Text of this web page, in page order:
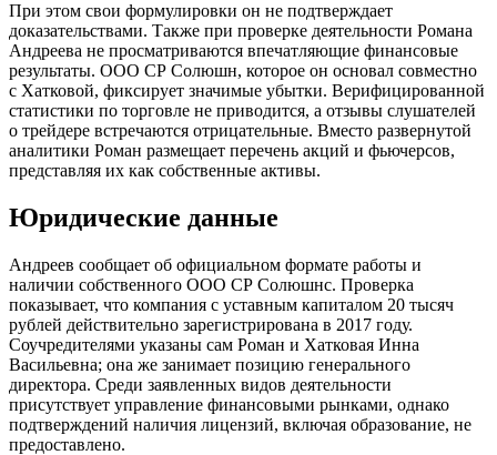
При этом свои формулировки он не подтверждает
доказательствами. Также при проверке деятельности Романа
Андреева не просматриваются впечатляющие финансовые
результаты. ООО СР Солюшн, которое он основал совместно
с Хатковой, фиксирует значимые убытки. Верифицированной
статистики по торговле не приводится, а отзывы слушателей
о трейдере встречаются отрицательные. Вместо развернутой
аналитики Роман размещает перечень акций и фьючерсов,
представляя их как собственные активы.
Юридические данные
Андреев сообщает об официальном формате работы и
наличии собственного ООО СР Солюшнс. Проверка
показывает, что компания с уставным капиталом 20 тысяч
рублей действительно зарегистрирована в 2017 году.
Соучредителями указаны сам Роман и Хатковая Инна
Васильевна; она же занимает позицию генерального
директора. Среди заявленных видов деятельности
присутствует управление финансовыми рынками, однако
подтверждений наличия лицензий, включая образование, не
предоставлено.